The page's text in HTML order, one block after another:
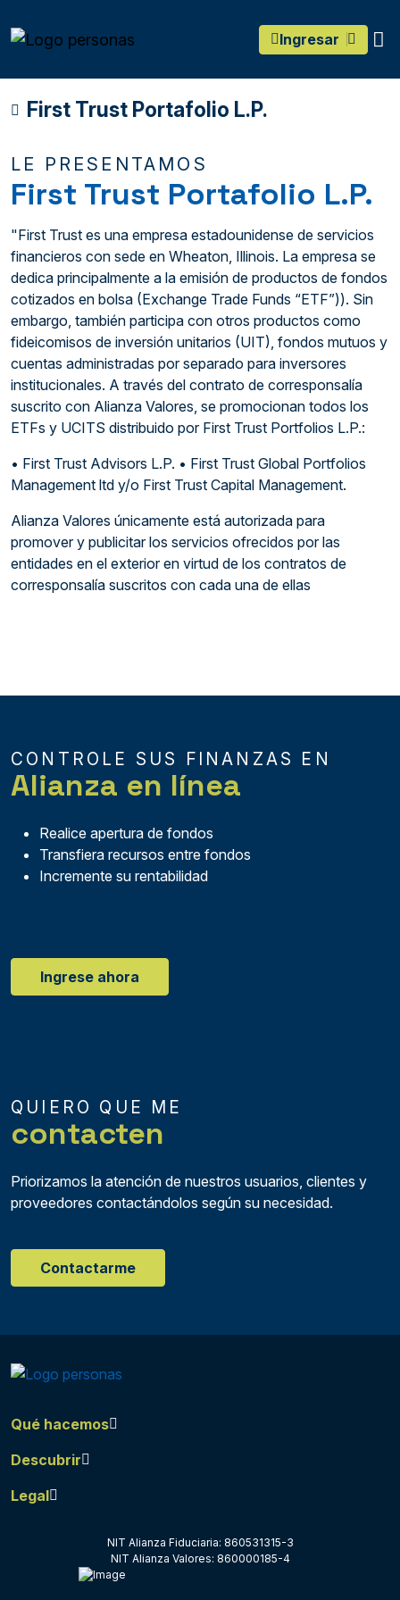
Ingresar
First Trust Portafolio L.P.
LE PRESENTAMOS
First Trust Portafolio L.P.
"First Trust es una empresa estadounidense de servicios
financieros con sede en Wheaton, Illinois. La empresa se
dedica principalmente a la emisión de productos de fondos
cotizados en bolsa (Exchange Trade Funds “ETF”)). Sin
embargo, también participa con otros productos como
fideicomisos de inversión unitarios (UIT), fondos mutuos y
cuentas administradas por separado para inversores
institucionales. A través del contrato de corresponsalía
suscrito con Alianza Valores, se promocionan todos los
ETFs y UCITS distribuido por First Trust Portfolios L.P.:
• First Trust Advisors L.P. • First Trust Global Portfolios
Management ltd y/o First Trust Capital Management.
Alianza Valores únicamente está autorizada para
promover y publicitar los servicios ofrecidos por las
entidades en el exterior en virtud de los contratos de
corresponsalía suscritos con cada una de ellas
CONTROLE SUS FINANZAS EN
Alianza en línea
Realice apertura de fondos
Transfiera recursos entre fondos
Incremente su rentabilidad
Ingrese ahora
QUIERO QUE ME
contacten
Priorizamos la atención de nuestros usuarios, clientes y
proveedores contactándolos según su necesidad.
Contactarme
Qué hacemos
Descubrir
Legal
NIT Alianza Fiduciaria: 860531315-3
NIT Alianza Valores: 860000185-4